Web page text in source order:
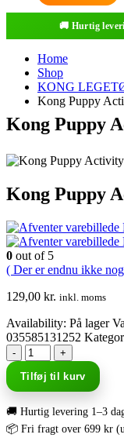
Home
Shop
KONG
Kong Puppy
Kong Puppy
Kong Puppy
0 out of 5
( Der er endnu ikke
129,00 kr. inkl. moms
Availability: På lager
035585131252
-
+
Tilføj til kurv
🚚 Hurtig levering 1–3
📦 Fri fragt over 699 kr